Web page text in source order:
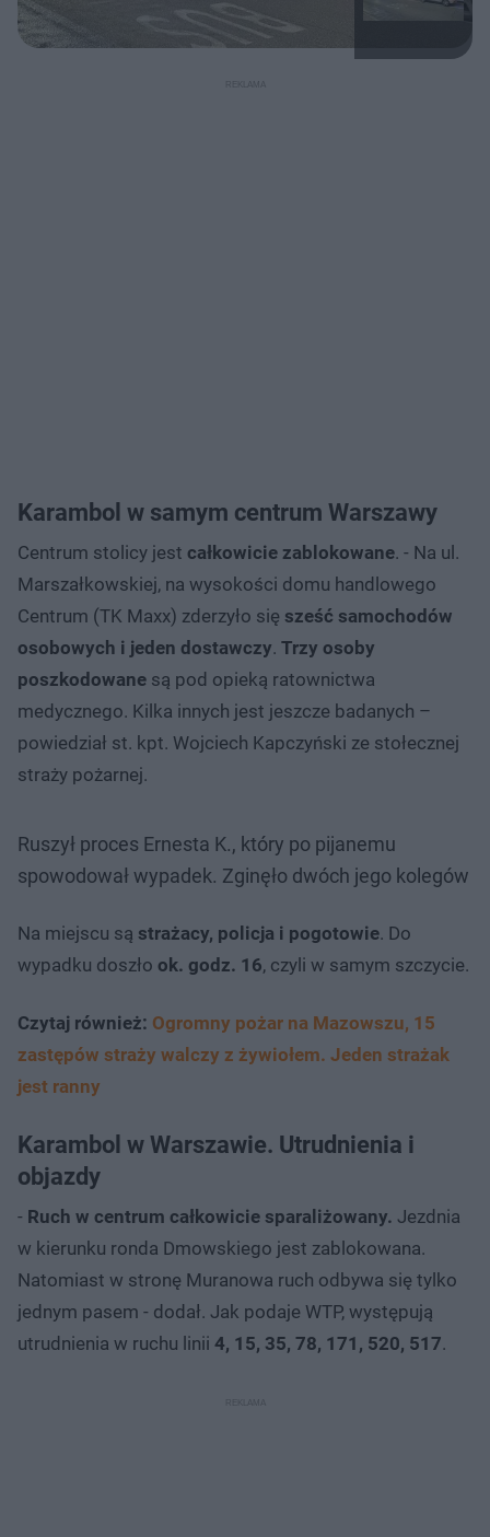
Karambol w samym centrum Warszawy
Centrum stolicy jest całkowicie zablokowane. - Na ul.
Marszałkowskiej, na wysokości domu handlowego
Centrum (TK Maxx) zderzyło się sześć samochodów
osobowych i jeden dostawczy. Trzy osoby
poszkodowane są pod opieką ratownictwa
medycznego. Kilka innych jest jeszcze badanych –
powiedział st. kpt. Wojciech Kapczyński ze stołecznej
straży pożarnej.
Ruszył proces Ernesta K., który po pijanemu
spowodował wypadek. Zginęło dwóch jego kolegów
Na miejscu są strażacy, policja i pogotowie. Do
wypadku doszło ok. godz. 16, czyli w samym szczycie.
Czytaj również: Ogromny pożar na Mazowszu, 15
zastępów straży walczy z żywiołem. Jeden strażak
jest ranny
Karambol w Warszawie. Utrudnienia i
objazdy
- Ruch w centrum całkowicie sparaliżowany. Jezdnia
w kierunku ronda Dmowskiego jest zablokowana.
Natomiast w stronę Muranowa ruch odbywa się tylko
jednym pasem - dodał. Jak podaje WTP, występują
utrudnienia w ruchu linii 4, 15, 35, 78, 171, 520, 517.